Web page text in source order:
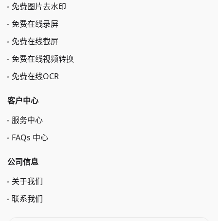
免费图片去水印
免费在线录屏
免费在线截屏
免费在线视频转换
免费在线OCR
客户中心
服务中心
FAQs 中心
公司信息
关于我们
联系我们